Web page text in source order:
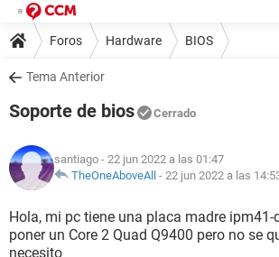
Foros Hardware BIOS
Tema Anterior
Soporte de bios Cerrado
santiago - 22 jun 2022 a las 01:47
TheOneAboveAll - 22 jun 2022 a las
Hola, mi pc tiene una placa madre ipm41-
poner un Core 2 Quad Q9400 pero no se
necesito